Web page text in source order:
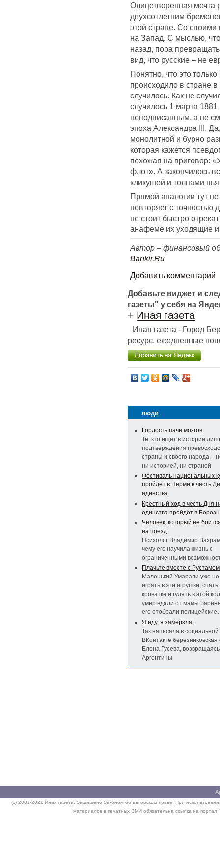
Олицетворенная мечта
двухсотлетним
этой стране. Со
на Запад. С мыслью,
назад, пора
вид, что русские – не
Понятно, что это
происходило в стране
случилось. Как не
случилось 1 марта
неподписанным, а не
эпоха Александра III.
монолитной и бурно
которая кажется
похожая на приговор:
флот». А закончилось
кликушей и толпами
Прямой аналогии тут
повторяет с точностью
не стоит быстро
анафеме их уходящие
Автор – финансовый
Bankir.Ru
Добавить комментарий
Добавьте виджет и
газеты" у себя на
+ Иная газета
Иная газета - Город
ресурс, ежедневные
люди
Гордость паче мозгов
Те, кто ищет в истории
подтверждения
страны и своего народа, -
ни историей, ни страной
Фестиваль национальных
пройдёт в Перми в честь
единства
Крёстный ход в честь Дня
единства пройдёт в
Человек, который не
на поезд
Психолог Владимир
чему его научила жизнь с
ограниченными
Плачьте вместе с Рустамом
Маленький Умарали уже не
играть в эти игрушки, спать
кроватке и гулять в этой
умер вдали от мамы
его отобрали
Я еду, я замёрзла!
Так написала в социальной
ВКонтакте березниковская
Елена Гусева,
Аргентины
(c) 2001-2021 Иная газета. Защищено Законом об авторском праве. При
материалов в печатных СМИ обязательна ссылка на